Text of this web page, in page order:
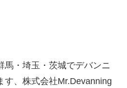
馬・埼玉・茨城でデバンニ
す、株式会社Mr.Devanning